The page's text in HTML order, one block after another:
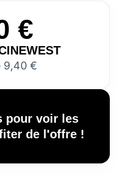
€
9,40 €
pour voir les
de l'offre !